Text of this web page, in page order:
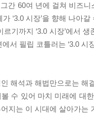
간 60여 년에 걸쳐 비즈
‘3.0 시장’을 향해 나아
르기까지 ‘3.0 시장’에서
에서 필립 코틀러는 ‘3.0
해석과 해법만으로는 해
수 있어 마치 미래에 대
지는 이 시대에 살아가는